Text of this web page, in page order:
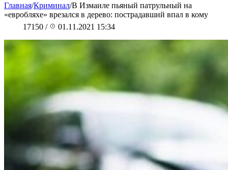
Главная/Криминал/В Измаиле пьяный патрульный на
«евробляхе» врезался в дерево: пострадавший впал в кому
17150 / 01.11.2021 15:34